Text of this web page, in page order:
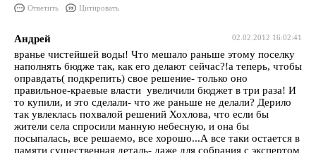
Ответить Цитировать
02.02.2012 16:02:41
Андрей
вранье чистейшей воды! Что мешало раньше этому поселку
наполнять бюдже так, как его делают сейчас?!а теперь, чтобы
оправдать( подкрепить) свое решение- только оно
правильное-краевые власти увеличили бюджет в три раза! И
то купили, и это сделали- что же раньше не делали? Дерило
так увлеклась похвалой решений Хохлова, что если бы
жители села спросили манную небесную, и она бы
посыпалась, все решаемо, все хорошо...А все таки остается в
памяти существенная деталь- даже для собрания с экспертом